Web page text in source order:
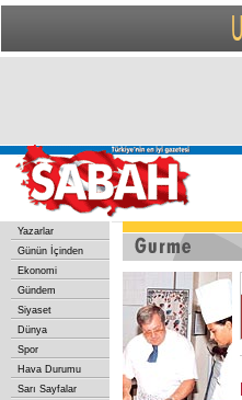
Yazarlar
Günün İçinden
Ekonomi
Gündem
Siyaset
Dünya
Spor
Hava Durumu
Sarı Sayfalar